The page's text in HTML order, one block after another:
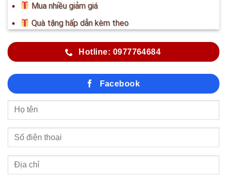
Mua nhiều giảm giá
Quà tặng hấp dẫn kèm theo
Hotline: 0977764684
Facebook